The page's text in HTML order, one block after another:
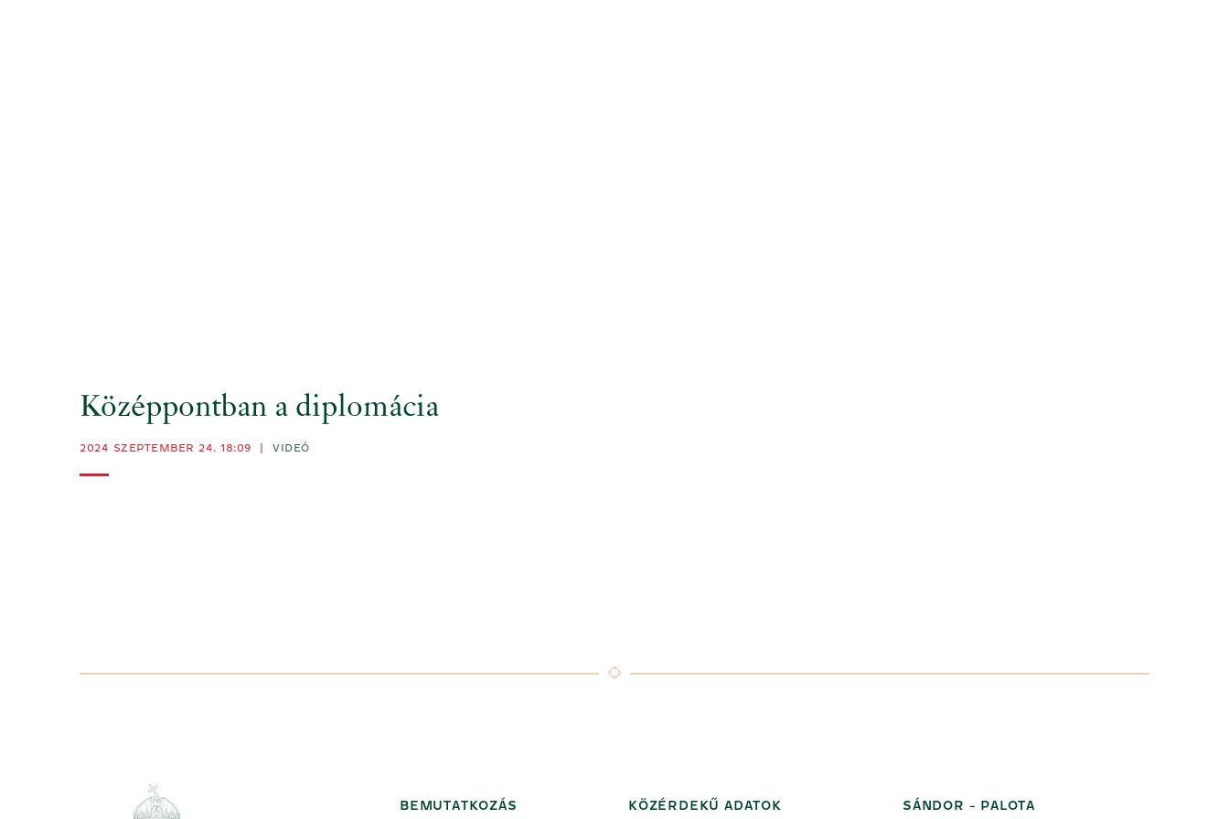
Középpontban a diplomácia
2024 SZEPTEMBER 24. 18:09 VIDEÓ
BEMUTATKOZÁS KÖZÉRDEKŰ ADATOK SÁNDOR - PALOTA